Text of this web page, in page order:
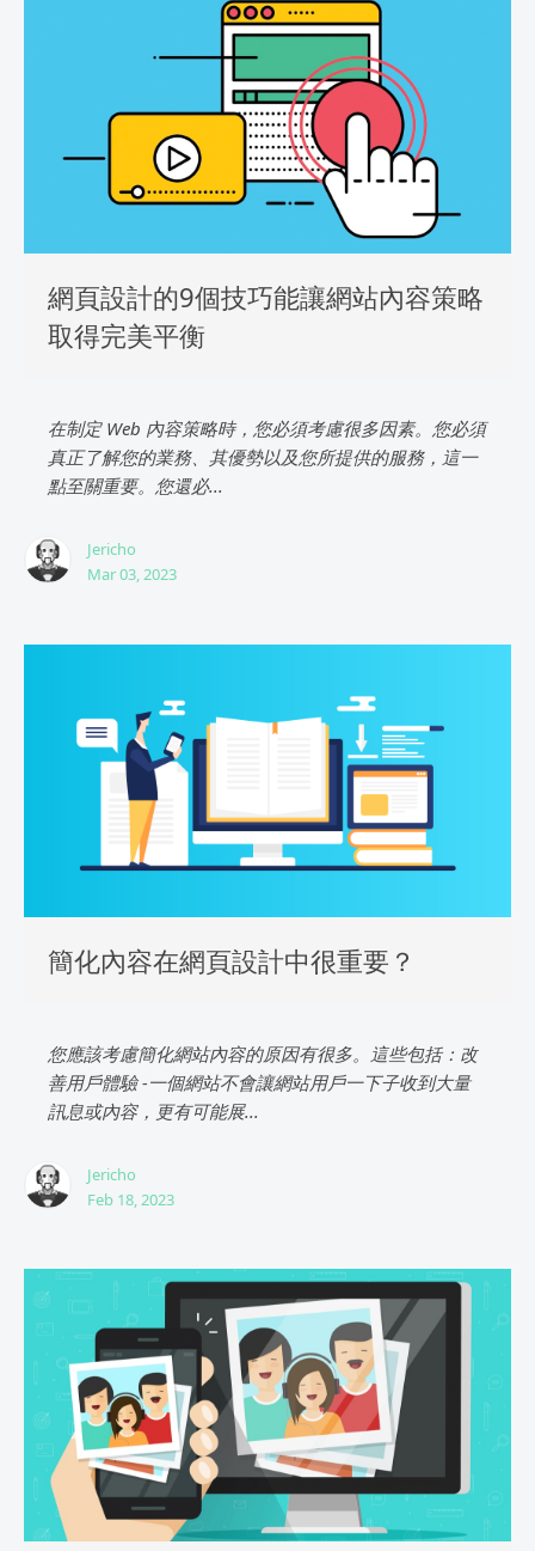
網頁設計的9個技巧能讓網站內容策略
取得完美平衡
在制定 Web 內容策略時，您必須考慮很多因素。您必須
真正了解您的業務、其優勢以及您所提供的服務，這一
點至關重要。您還必...
Jericho
Mar 03, 2023
簡化內容在網頁設計中很重要？
您應該考慮簡化網站內容的原因有很多。這些包括：改
善用戶體驗 -一個網站不會讓網站用戶一下子收到大量
訊息或內容，更有可能展...
Jericho
Feb 18, 2023